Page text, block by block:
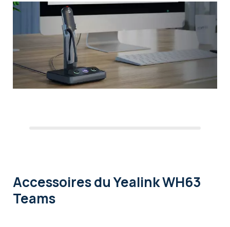
Accessoiresdu Yealink WH63
Teams